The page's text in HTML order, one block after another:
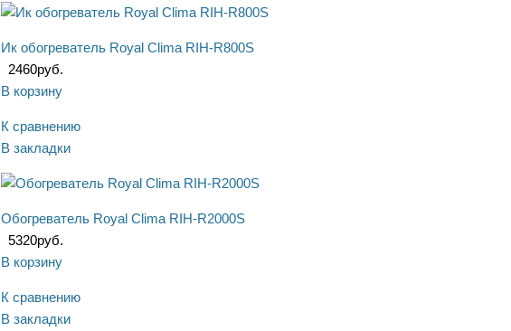
Ик обогреватель Royal Clima RIH-R800S
2460руб.
В корзину
К сравнению
В закладки
Обогреватель Royal Clima RIH-R2000S
5320руб.
В корзину
К сравнению
В закладки